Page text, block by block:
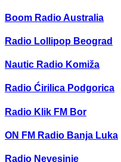
Boom Radio Australia
Radio Lollipop Beograd
Nautic Radio Komiža
Radio Ćirilica Podgorica
Radio Klik FM Bor
ON FM Radio Banja Luka
Radio Nevesinje